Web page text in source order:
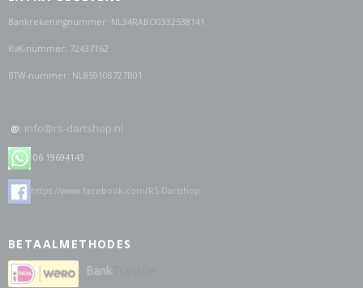
Bankrekeningnummer: NL34RABO0332538141
KvK-nummer: 72437162
BTW-nummer: NL859108727B01
@: info@rs-dartshop.nl
06 19694143
https://www.facebook.com/RS-Dartshop
BETAALMETHODES